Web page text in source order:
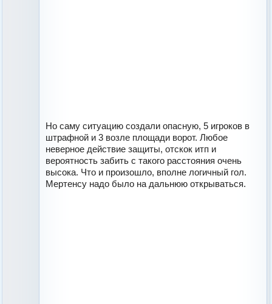
Но саму ситуацию создали опасную, 5 игроков в
штрафной и 3 возле площади ворот. Любое
неверное действие защиты, отскок итп и
вероятность забить с такого расстояния очень
высока. Что и произошло, вполне логичный гол.
Мертенсу надо было на дальнюю открываться.